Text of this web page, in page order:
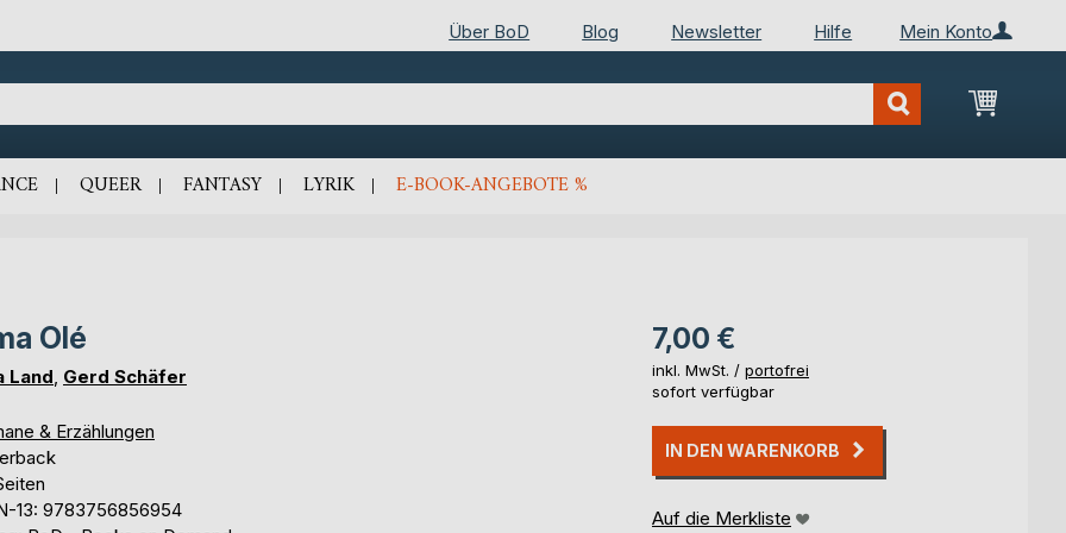
Mein Konto
Über BoD Blog Newsletter Hilfe
Mein
QUEER FANTASY LYRIK E-BOOK-ANGEBOTE %
Olé
Land Gerd Schäfer
& Erzählungen
13: 9783756856954
7,00 €
inkl. MwSt. / portofrei
sofort verfügbar
IN DEN WARENKORB
Auf die Merkliste